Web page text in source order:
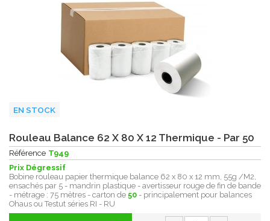
EN STOCK
Rouleau Balance 62 X 80 X 12 Thermique - Par 50
Référence T949
Prix Dégressif
Bobine rouleau papier thermique balance 62 x 80 x 12 mm, 55g /M2,
ensachés par 5 - mandrin plastique - avertisseur rouge de fin de bande
- métrage : 75 mètres - carton de 50 - principalement pour balances
Ohaus ou Testut séries RI - RU